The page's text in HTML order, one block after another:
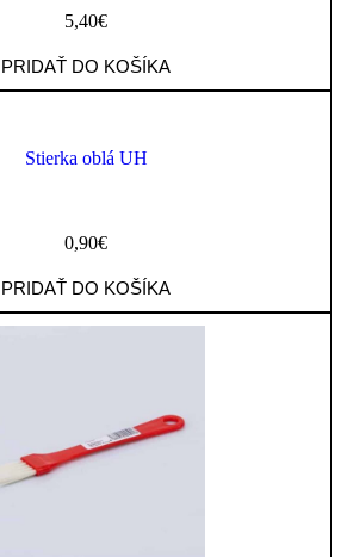
5,40€
PRIDAŤ DO KOŠÍKA
Stierka oblá UH
0,90€
PRIDAŤ DO KOŠÍKA